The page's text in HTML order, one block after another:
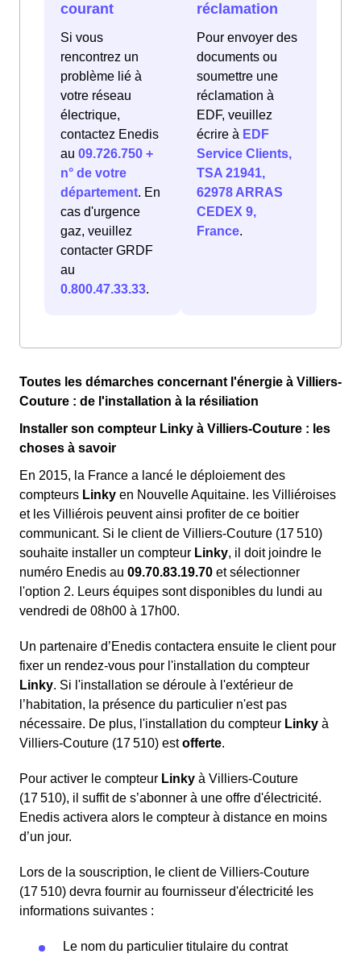
courant
Si vous
rencontrez un
problème lié à
votre réseau
électrique,
contactez Enedis
au 09.726.750 +
n° de votre
département. En
cas d'urgence
gaz, veuillez
contacter GRDF
au
0.800.47.33.33.
réclamation
Pour envoyer des
documents ou
soumettre une
réclamation à
EDF, veuillez
écrire à EDF
Service Clients,
TSA 21941,
62978 ARRAS
CEDEX 9,
France.
Toutes les démarches concernant l'énergie à Villiers-
Couture : de l'installation à la résiliation
Installer son compteur Linky à Villiers-Couture : les
choses à savoir
En 2015, la France a lancé le déploiement des
compteurs Linky en Nouvelle Aquitaine. les Villiéroises
et les Villiérois peuvent ainsi profiter de ce boitier
communicant. Si le client de Villiers-Couture (17 510)
souhaite installer un compteur Linky, il doit joindre le
numéro Enedis au 09.70.83.19.70 et sélectionner
l'option 2. Leurs équipes sont disponibles du lundi au
vendredi de 08h00 à 17h00.
Un partenaire d’Enedis contactera ensuite le client pour
fixer un rendez-vous pour l'installation du compteur
Linky. Si l'installation se déroule à l'extérieur de
l’habitation, la présence du particulier n'est pas
nécessaire. De plus, l'installation du compteur Linky à
Villiers-Couture (17 510) estofferte.
Pour activer le compteur Linky à Villiers-Couture
(17 510), il suffit de s’abonner à une offre d'électricité.
Enedis activera alors le compteur à distance en moins
d’un jour.
Lors de la souscription, le client de Villiers-Couture
(17 510) devra fournir au fournisseur d'électricité les
informations suivantes :
Le nom du particulier titulaire du contrat